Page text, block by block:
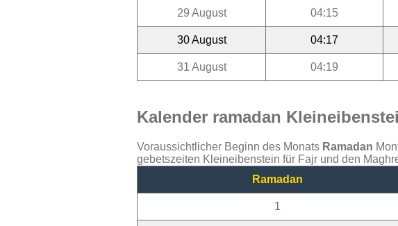
29 August 04:15
30 August 04:17
31 August 04:19
Kalender ramadan
Voraussichtlicher Beginn des Monats Ramadan
gebetszeiten Kleineibenstein für Fajr und den
Ramadan
1